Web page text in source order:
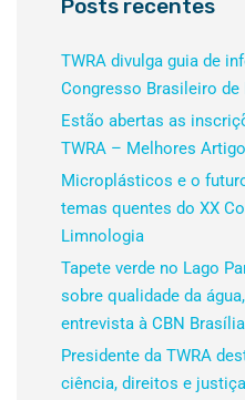
Posts recentes
TWRA divulga guia de
Congresso Brasileiro
Estão abertas as
TWRA – Melhores
Microplásticos e o
temas quentes do XX
Limnologia
Tapete verde no Lago
sobre qualidade da
entrevista à CBN Brasília
Presidente da TWRA
ciência, direitos e